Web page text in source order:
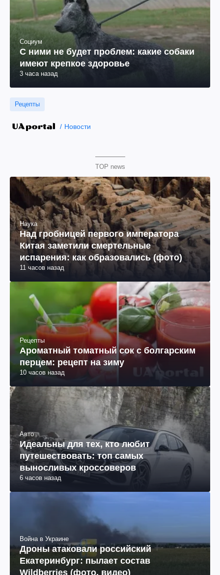
Социум
С ними не будет проблем: какие собаки
имеют крепкое здоровье
3 часа назад
Рецепты
Новости
TOP news
Наука
Над гробницей первого императора
Китая заметили смертельные
испарения: как образовались (фото)
11 часов назад
Рецепты
Ароматный томатный сок с болгарским
перцем: рецепт на зиму
10 часов назад
Авто
Идеальны для тех, кто любит
путешествовать: топ самых
выносливых кроссоверов
6 часов назад
Война в Украине
Дроны атаковали российский
Екатеринбург: пылает состав
Wildberries (фото, видео)